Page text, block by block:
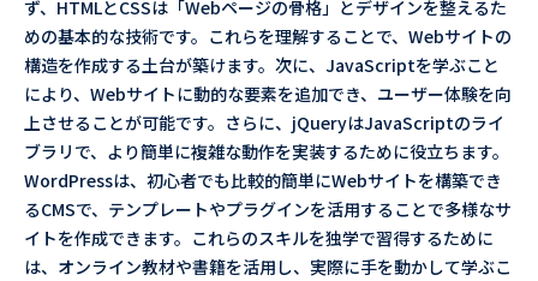
ず、HTMLとCSSは「Webページの骨格」とデザインを整えるた
めの基本的な技術です。これらを理解することで、Webサイトの
構造を作成する土台が築けます。次に、JavaScriptを学ぶこと
により、Webサイトに動的な要素を追加でき、ユーザー体験を向
上させることが可能です。さらに、jQueryはJavaScriptのライ
ブラリで、より簡単に複雑な動作を実装するために役立ちます。
WordPressは、初心者でも比較的簡単にWebサイトを構築でき
るCMSで、テンプレートやプラグインを活用することで多様なサ
イトを作成できます。これらのスキルを独学で習得するために
は、オンライン教材や書籍を活用し、実際に手を動かして学ぶこ